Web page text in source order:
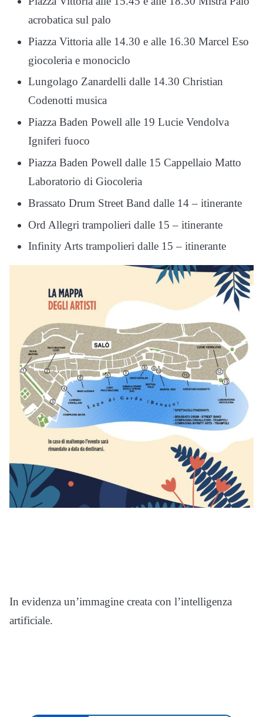
acrobatica sul palo
Piazza Vittoria alle 14.30 e alle 16.30 Marcel Eso
giocoleria e monociclo
Lungolago Zanardelli dalle 14.30 Christian
Codenotti musica
Piazza Baden Powell alle 19 Lucie Vendolva
Igniferi fuoco
Piazza Baden Powell dalle 15 Cappellaio Matto
Laboratorio di Giocoleria
Brassato Drum Street Band dalle 14 – itinerante
Ord Allegri trampolieri dalle 15 – itinerante
Infinity Arts trampolieri dalle 15 – itinerante
In evidenza un’immagine creata con l’intelligenza
artificiale.